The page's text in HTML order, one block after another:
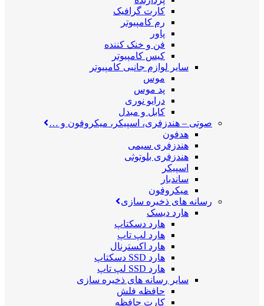
کارت گرافیک
رم کامپیوتر
پاور
فن و خنک کننده
کیس کامپیوتر
سایر لوازم جانبی کامپیوتر
موس
پد موس
درایو نوری
کابل و مبدل
صوتی – هندزفری، اسپیکر، میکروفون و …
هدفون
هندزفری سیمی
هندزفری بلوتوثی
اسپیکر
ساندبار
میکروفون
رسانه های ذخیره سازی
هارد دیسک
هارد دسکتاپ
هارد لپ تاپ
هارد اکسترنال
هارد SSD دسکتاپ
هارد SSD لپ تاپ
سایر رسانه های ذخیره سازی
حافظه فلش
کارت حافظه